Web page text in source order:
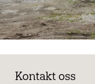
Kontakt oss